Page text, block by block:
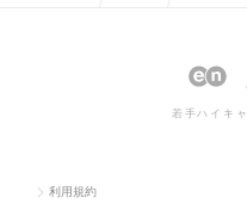
若手ハイキ
利用規約